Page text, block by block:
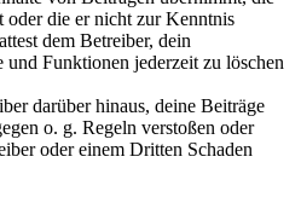
oder die er nicht zur Kenntnis
dem Betreiber, dein
Funktionen jederzeit zu löschen
darüber hinaus, deine Beiträge
o. g. Regeln verstoßen oder
oder einem Dritten Schaden